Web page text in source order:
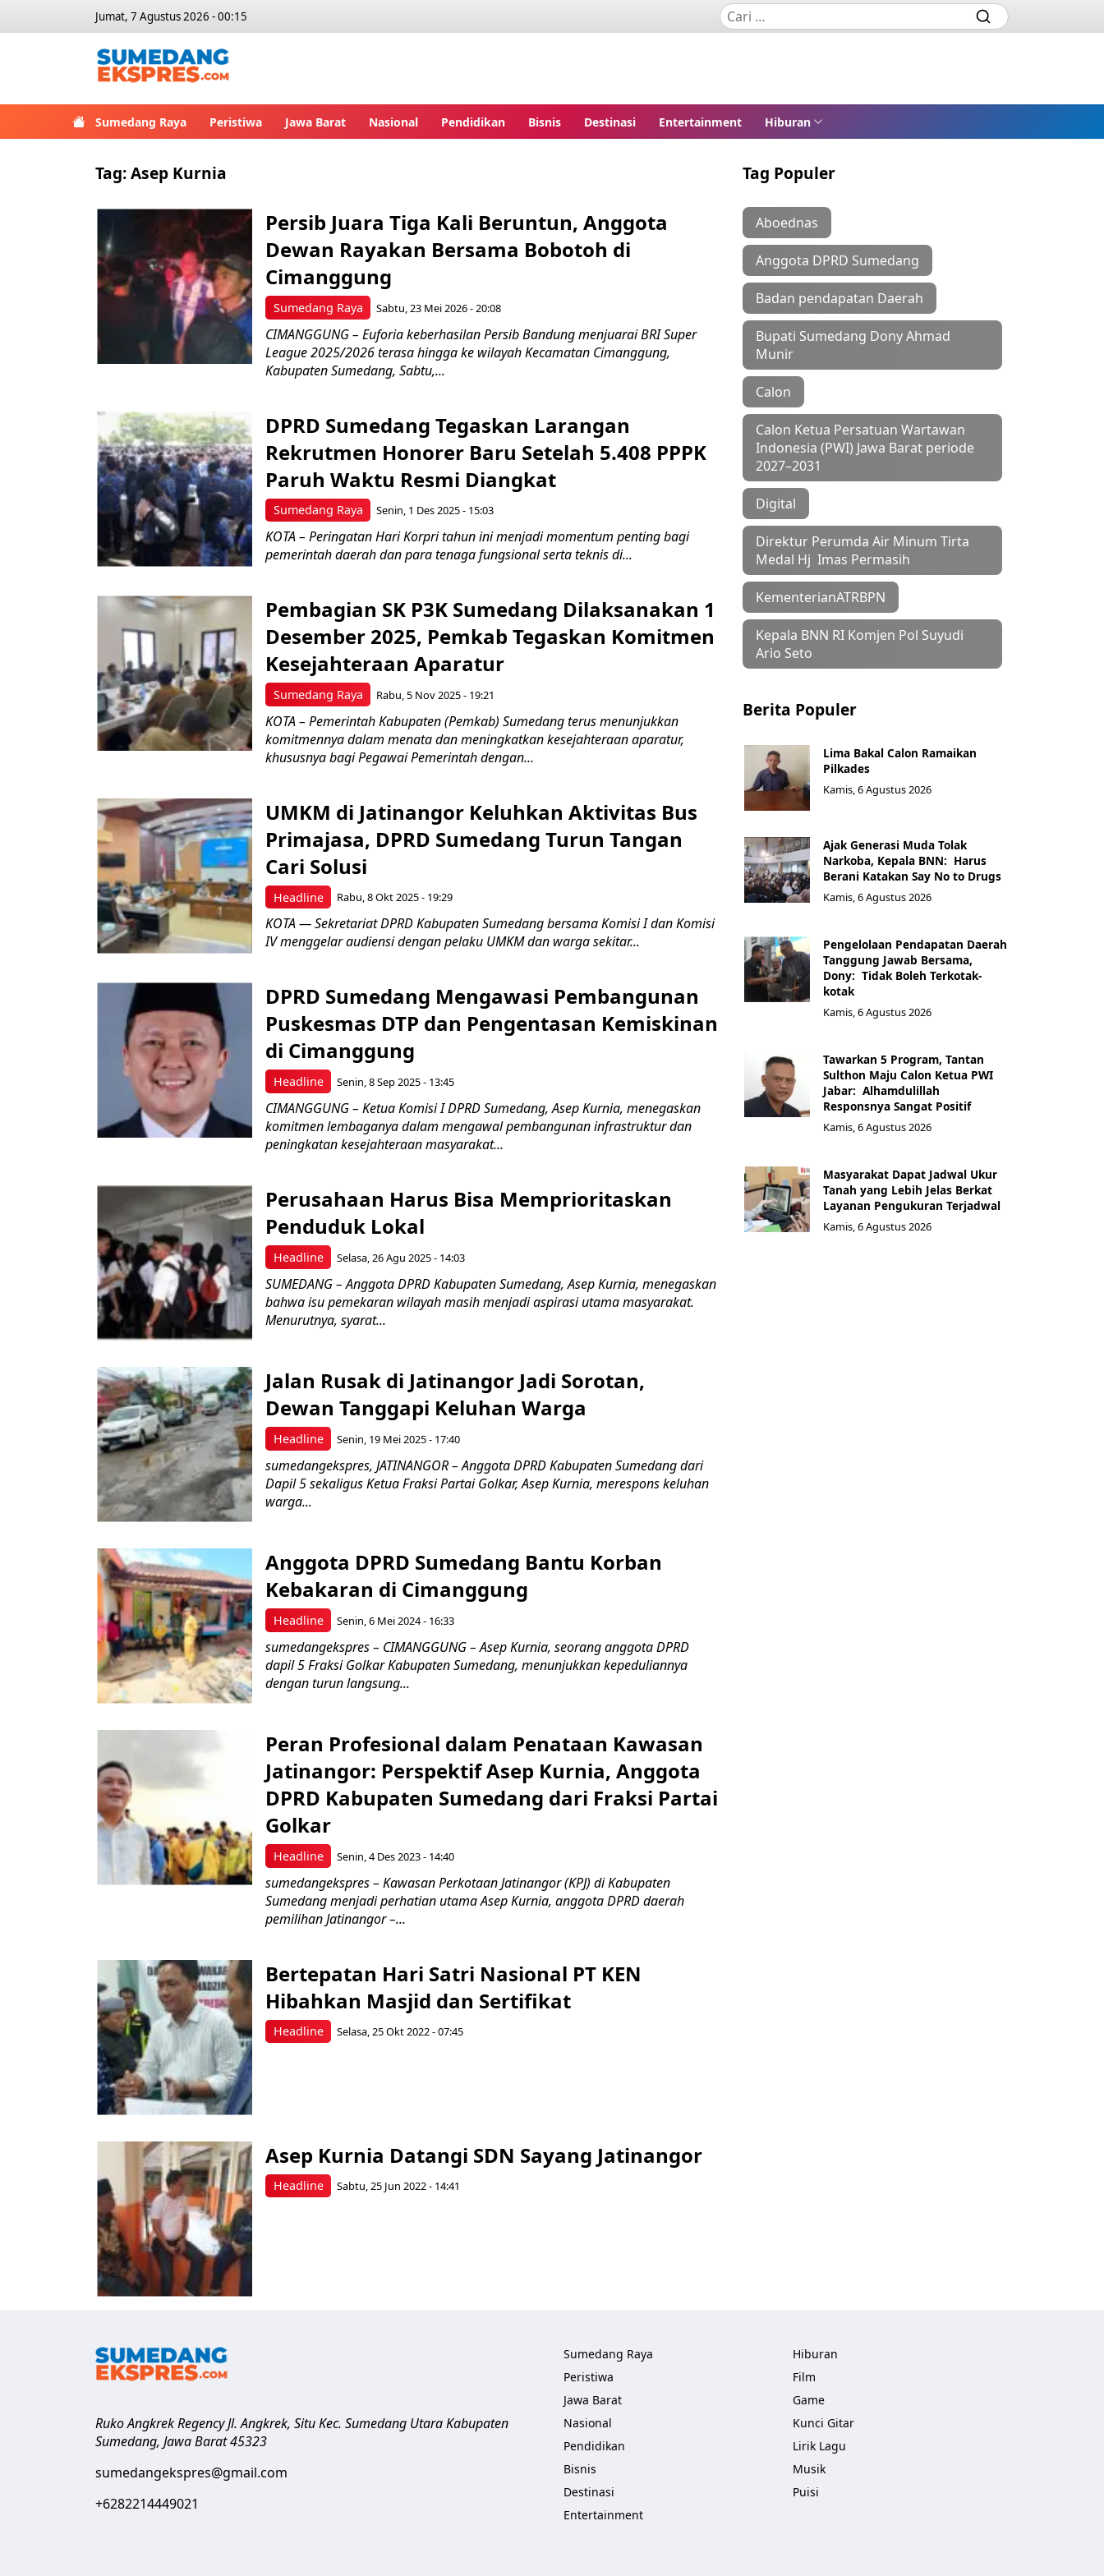
Jumat, 7 Agustus 2026 - 00:15
Sumedang Raya Peristiwa Jawa Barat Nasional Pendidikan Bisnis Destinasi Entertainment Hiburan
Tag:Asep Kurnia
Sumedang Raya
Persib Juara Tiga Kali Beruntun, Anggota
Dewan Rayakan Bersama Bobotoh di
Cimanggung
Sabtu, 23 Mei 2026 - 20:08
CIMANGGUNG – Euforia keberhasilan Persib Bandung menjuarai BRI Super
League 2025/2026 terasa hingga ke wilayah Kecamatan Cimanggung,
Kabupaten Sumedang, Sabtu,...
Sumedang Raya
DPRD Sumedang Tegaskan Larangan
Rekrutmen Honorer Baru Setelah 5.408 PPPK
Paruh Waktu Resmi Diangkat
Senin, 1 Des 2025 - 15:03
KOTA – Peringatan Hari Korpri tahun ini menjadi momentum penting bagi
pemerintah daerah dan para tenaga fungsional serta teknis di...
Sumedang Raya
Pembagian SK P3K Sumedang Dilaksanakan 1
Desember 2025, Pemkab Tegaskan Komitmen
Kesejahteraan Aparatur
Rabu, 5 Nov 2025 - 19:21
KOTA – Pemerintah Kabupaten (Pemkab) Sumedang terus menunjukkan
komitmennya dalam menata dan meningkatkan kesejahteraan aparatur,
khususnya bagi Pegawai Pemerintah dengan...
Headline
UMKM di Jatinangor Keluhkan Aktivitas Bus
Primajasa, DPRD Sumedang Turun Tangan
Cari Solusi
Rabu, 8 Okt 2025 - 19:29
KOTA — Sekretariat DPRD Kabupaten Sumedang bersama Komisi I dan Komisi
IV menggelar audiensi dengan pelaku UMKM dan warga sekitar...
Headline
DPRD Sumedang Mengawasi Pembangunan
Puskesmas DTP dan Pengentasan Kemiskinan
di Cimanggung
Senin, 8 Sep 2025 - 13:45
CIMANGGUNG – Ketua Komisi I DPRD Sumedang, Asep Kurnia, menegaskan
komitmen lembaganya dalam mengawal pembangunan infrastruktur dan
peningkatan kesejahteraan masyarakat...
Headline
Perusahaan Harus Bisa Memprioritaskan
Penduduk Lokal
Selasa, 26 Agu 2025 - 14:03
SUMEDANG – Anggota DPRD Kabupaten Sumedang, Asep Kurnia, menegaskan
bahwa isu pemekaran wilayah masih menjadi aspirasi utama masyarakat.
Menurutnya, syarat...
Headline
Jalan Rusak di Jatinangor Jadi Sorotan,
Dewan Tanggapi Keluhan Warga
Senin, 19 Mei 2025 - 17:40
sumedangekspres, JATINANGOR – Anggota DPRD Kabupaten Sumedang dari
Dapil 5 sekaligus Ketua Fraksi Partai Golkar, Asep Kurnia, merespons keluhan
warga...
Headline
Anggota DPRD Sumedang Bantu Korban
Kebakaran di Cimanggung
Senin, 6 Mei 2024 - 16:33
sumedangekspres – CIMANGGUNG – Asep Kurnia, seorang anggota DPRD
dapil 5 Fraksi Golkar Kabupaten Sumedang, menunjukkan kepeduliannya
dengan turun langsung...
Headline
Peran Profesional dalam Penataan Kawasan
Jatinangor: Perspektif Asep Kurnia, Anggota
DPRD Kabupaten Sumedang dari Fraksi Partai
Golkar
Senin, 4 Des 2023 - 14:40
sumedangekspres – Kawasan Perkotaan Jatinangor (KPJ) di Kabupaten
Sumedang menjadi perhatian utama Asep Kurnia, anggota DPRD daerah
pemilihan Jatinangor –...
Headline
Bertepatan Hari Satri Nasional PT KEN
Hibahkan Masjid dan Sertifikat
Selasa, 25 Okt 2022 - 07:45
Headline
Asep Kurnia Datangi SDN Sayang Jatinangor
Sabtu, 25 Jun 2022 - 14:41
Tag Populer
Aboednas
Anggota DPRD Sumedang
Badan pendapatan Daerah
Bupati Sumedang Dony Ahmad
Munir
Calon
Calon Ketua Persatuan Wartawan
Indonesia (PWI) Jawa Barat periode
2027–2031
Digital
Direktur Perumda Air Minum Tirta
Medal Hj Imas Permasih
KementerianATRBPN
Kepala BNN RI Komjen Pol Suyudi
Ario Seto
Berita Populer
Lima Bakal Calon Ramaikan
Pilkades
Kamis, 6 Agustus 2026
Ajak Generasi Muda Tolak
Narkoba, Kepala BNN: Harus
Berani Katakan Say No to Drugs
Kamis, 6 Agustus 2026
Pengelolaan Pendapatan Daerah
Tanggung Jawab Bersama,
Dony: Tidak Boleh Terkotak-
kotak
Kamis, 6 Agustus 2026
Tawarkan 5 Program, Tantan
Sulthon Maju Calon Ketua PWI
Jabar: Alhamdulillah
Responsnya Sangat Positif
Kamis, 6 Agustus 2026
Masyarakat Dapat Jadwal Ukur
Tanah yang Lebih Jelas Berkat
Layanan Pengukuran Terjadwal
Kamis, 6 Agustus 2026
Ruko Angkrek Regency Jl. Angkrek, Situ Kec. Sumedang UtaraKabupaten
Sumedang, Jawa Barat45323
sumedangekspres@gmail.com
+6282214449021
Sumedang Raya
Peristiwa
Jawa Barat
Nasional
Pendidikan
Bisnis
Destinasi
Entertainment
Hiburan
Film
Game
Kunci Gitar
Lirik Lagu
Musik
Puisi